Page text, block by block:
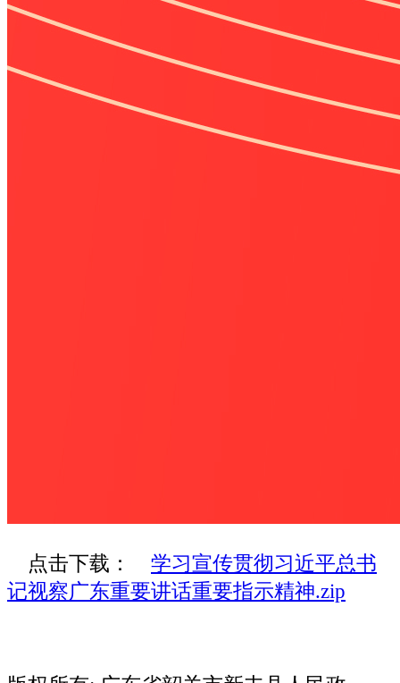
点击下载： 学习宣传贯彻习近平总书
记视察广东重要讲话重要指示精神.zip